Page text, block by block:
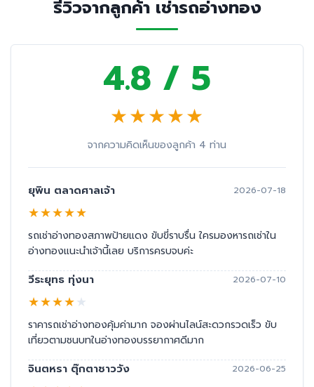
รีวิวจากลูกค้า เช่ารถอ่างทอง
4.8 / 5
★★★★★
จากความคิดเห็นของลูกค้า 4 ท่าน
ยุพิน ตลาดศาลเจ้า 2026-07-18
★★★★★
รถเช่าอ่างทองสภาพป้ายแดง ขับขี่ราบรื่น ใครมองหารถเช่าใน
อ่างทองแนะนำเจ้านี้เลย บริการครบจบค่ะ
วีระยุทธ ทุ่งนา 2026-07-10
★★★★★
ราคารถเช่าอ่างทองคุ้มค่ามาก จองผ่านไลน์สะดวกรวดเร็ว ขับ
เที่ยวตามชนบทในอ่างทองบรรยากาศดีมาก
จินตหรา ตุ๊กตาชาววัง 2026-06-25